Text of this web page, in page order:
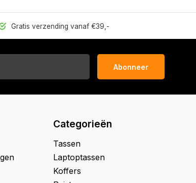
Gratis verzending vanaf €39,-
Abonneer
Categorieën
Tassen
Laptoptassen
Koffers